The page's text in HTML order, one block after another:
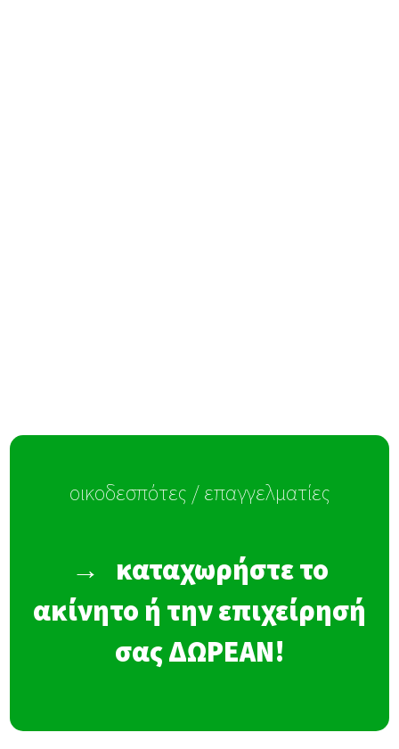
οικοδεσπότες / επαγγελματίες
→ καταχωρήστε το
ακίνητο ή την επιχείρησή
σας ΔΩΡΕΑΝ!